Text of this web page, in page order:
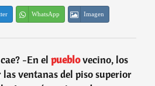
WhatsApp Imagen
-En el pueblovecino, los
ventanas del piso superior